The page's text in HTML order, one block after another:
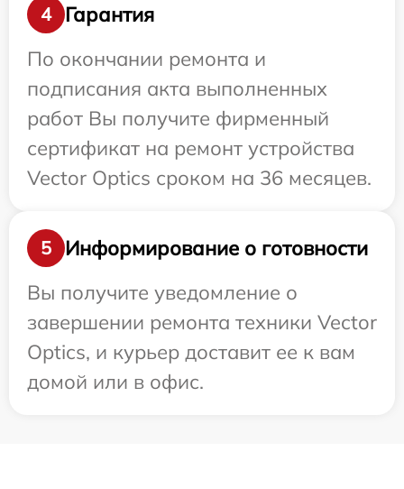
4
Гарантия
По окончании ремонта и
подписания акта выполненных
работ Вы получите фирменный
сертификат на ремонт устройства
Vector Optics сроком на 36 месяцев.
5
Информирование о готовности
Вы получите уведомление о
завершении ремонта техники Vector
Optics, и курьер доставит ее к вам
домой или в офис.